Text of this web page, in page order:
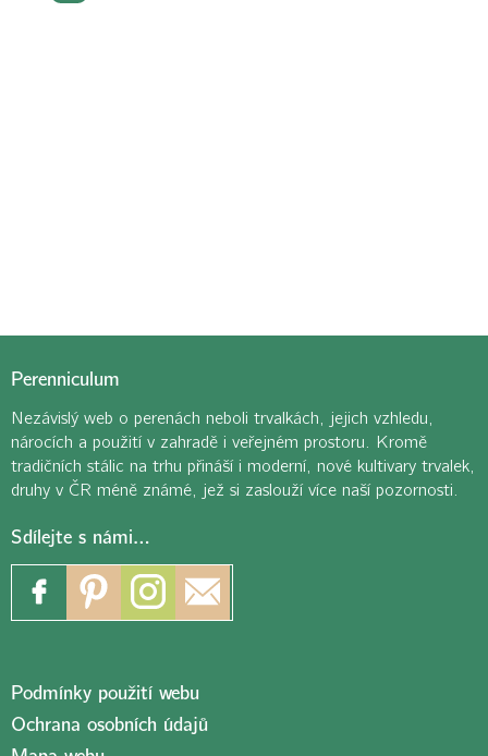
Perenniculum
Nezávislý web o perenách neboli trvalkách, jejich vzhledu,
nárocích a použití v zahradě i veřejném prostoru. Kromě
tradičních stálic na trhu přináší i moderní, nové kultivary trvalek,
druhy v ČR méně známé, jež si zaslouží více naší pozornosti.
Sdílejte s námi…
Podmínky použití webu
Ochrana osobních údajů